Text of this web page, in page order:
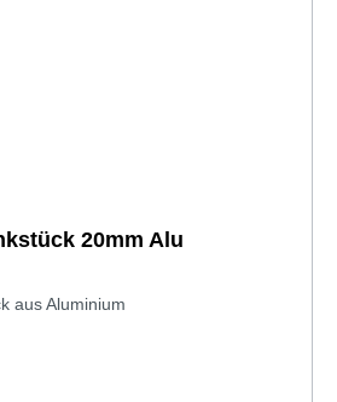
20mm Alu
aus Aluminium